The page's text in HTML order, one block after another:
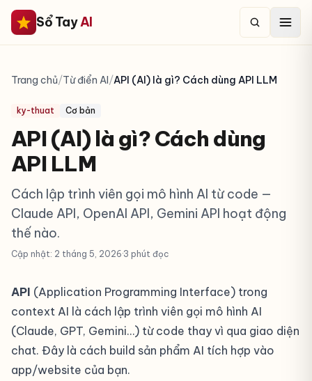
Sổ TayAI
Trang chủ/Từ điển AI/API (AI) là gì? Cách dùng API LLM
ky-thuat Cơ bản
API (AI) là gì? Cách dùng
API LLM
Cách lập trình viên gọi mô hình AI từ code —
Claude API, OpenAI API, Gemini API hoạt động
thế nào.
Cập nhật: 2 tháng 5, 2026·3 phút đọc
API (Application Programming Interface) trong
context AI là cách lập trình viên gọi mô hình AI
(Claude, GPT, Gemini…) từ code thay vì qua giao diện
chat. Đây là cách build sản phẩm AI tích hợp vào
app/website của bạn.